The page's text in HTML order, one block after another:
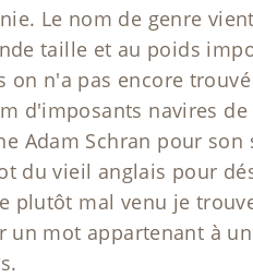
Le nom de genre
taille et au poids
on n'a pas encore
d'imposants navires
Adam Schran pour
du vieil anglais pour
plutôt mal venu je
mot appartenant à